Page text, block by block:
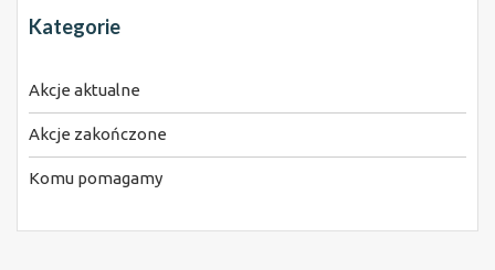
Kategorie
Akcje aktualne
Akcje zakończone
Komu pomagamy